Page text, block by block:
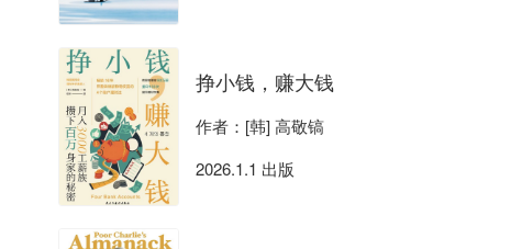
挣小钱，赚大钱
作者：[韩] 高敬镐
2026.1.1 出版